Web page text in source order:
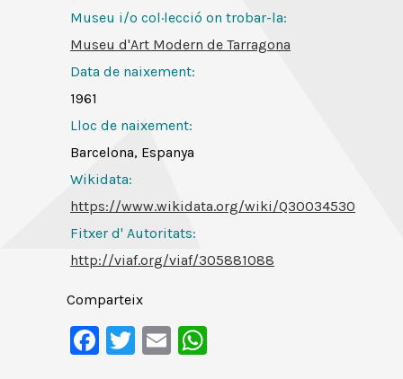
Museu i/o col·lecció on trobar-la:
Museu d'Art Modern de Tarragona
Data de naixement:
1961
Lloc de naixement:
Barcelona, Espanya
Wikidata:
https://www.wikidata.org/wiki/Q30034530
Fitxer d' Autoritats:
http://viaf.org/viaf/305881088
Comparteix
Facebook
Twitter
Email